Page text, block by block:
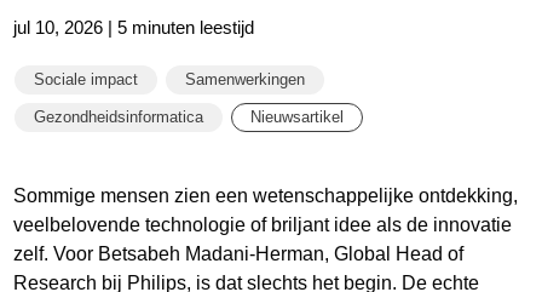
jul 10, 2026 | 5 minuten leestijd
Sociale impact Samenwerkingen
Gezondheidsinformatica Nieuwsartikel
Sommige mensen zien een wetenschappelijke ontdekking,
veelbelovende technologie of briljant idee als de innovatie
zelf. Voor Betsabeh Madani-Herman, Global Head of
Research bij Philips, is dat slechts het begin. De echte